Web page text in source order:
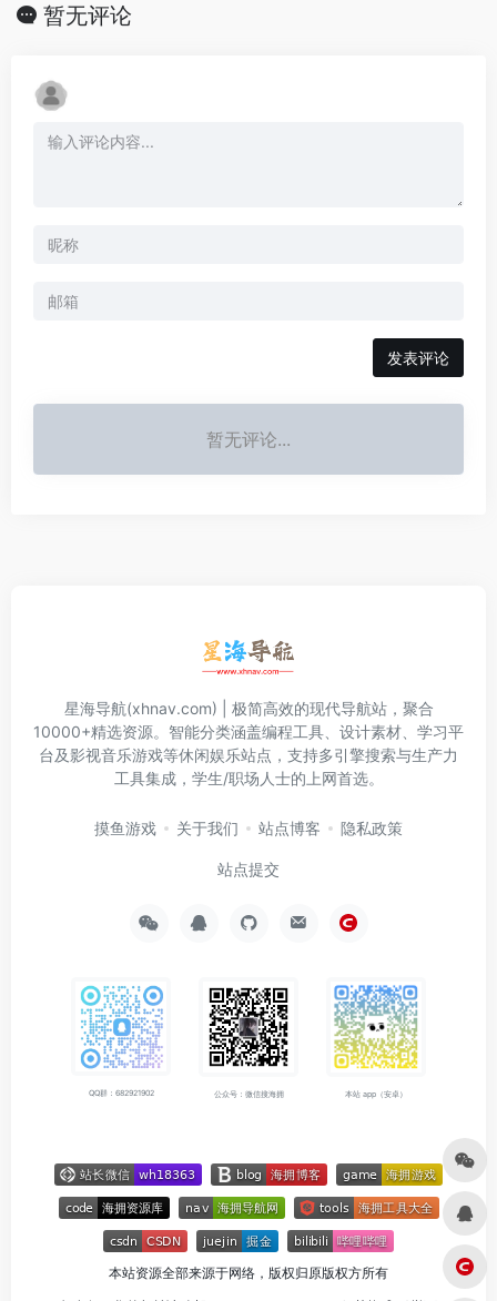
暂无评论
发表评论
暂无评论...
星海导航(xhnav.com) | 极简高效的现代导航站，聚合
10000+精选资源。智能分类涵盖编程工具、设计素材、学习平
台及影视音乐游戏等休闲娱乐站点，支持多引擎搜索与生产力
工具集成，学生/职场人士的上网首选。
摸鱼游戏 关于我们 站点博客 隐私政策
站点提交
QQ群：682921902 公众号：微信搜海拥 本站 app（安卓）
本站资源全部来源于网络，版权归原版权方所有